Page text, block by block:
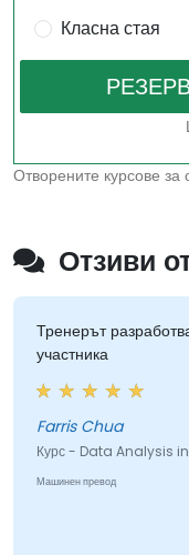
Класна стая
Отворените курсове за
Отзиви
Тренерът
участника
Farris Chua
Курс - Data Analysis
Машинен превод